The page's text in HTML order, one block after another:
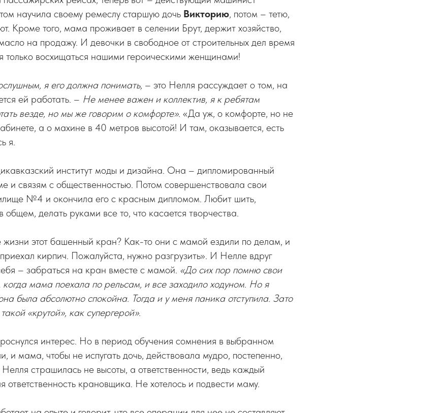
научила своему ремеслу старшую дочь Викторию, потом – тетю,
Кроме того, мама проживает в селении Брут, держит хозяйство,
на продажу. И девочки в свободное от строительных дел время
только восхищаться нашими героическими женщинами!
я его должна понимать, – это Нелля рассуждает о том, на
ей работать. – Не менее важен и коллектив, я к ребятам
везде, но мы же говорим о комфорте». «Да уж, о комфорте, но не
а о махине в 40 метров высотой! И там, оказывается, есть
я.
институт моды и дизайна. Она – дипломированный
и связям с общественностью. Потом совершенствовала свои
№4 и окончила его с красным дипломом. Любит шить,
общем, делать руками все то, что касается творчества.
жизни этот башенный кран? Как-то они с мамой ездили по делам, и
кирпич. Пожалуйста, нужно разгрузить». И Нелле вдруг
– забраться на кран вместе с мамой. «До сих пор помню свои
мама поехала по рельсам, и все заходило ходуном. Но я
была абсолютно спокойна. Тогда и у меня паника отступила. Зато
«крутой», как супергерой».
интерес. Но в период обучения сомнения в выбранном
и мама, чтобы не испугать дочь, действовала мудро, постепенно,
страшилась не высоты, а ответственности, ведь каждый
ответственность крановщика. Не хотелось и подвести маму.